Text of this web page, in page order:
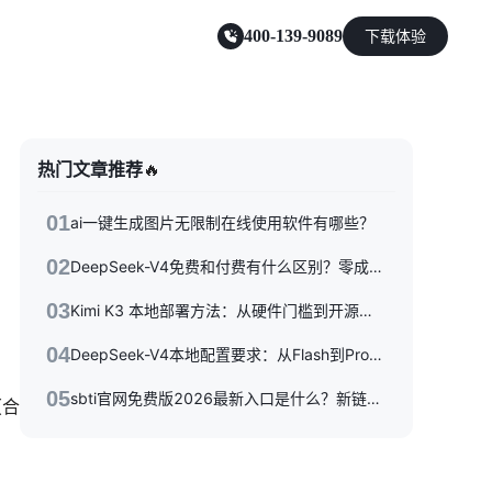
能源及制造业
400-139-9089 下载体验
热门文章推荐🔥
01ai一键生成图片无限制在线使用软件有哪些？
02 DeepSeek-V4免费和付费有什么区别？零成本体验到API按量付费，三种使用方式一次性讲清楚
03 Kimi K3 本地部署方法：从硬件门槛到开源权重落地的完整指南
04 DeepSeek-V4本地配置要求：从Flash到Pro硬件选型指南
05 sbti官网免费版2026最新入口是什么？新链接/备用站与避坑指南全收录